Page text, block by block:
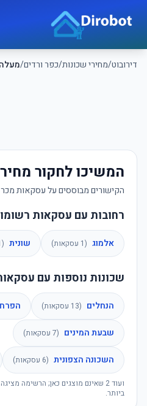
דירובוט/מחירי שכונות/כפר ורדים/
המשיכו לחקור
הקישורים מבוססים על עסקאות
רחובות עם עסקאות
אלמוג (
1 עסקאות) שונית (
שכונות נוספות עם
הנחלים (
13 עסקאות)
שבעת המינים (
7 עסקאות)
השכונה הצפונית (
6 עסקאות)
ועוד2 שאינם מוצגים כאן; הרשימה
ביותר.